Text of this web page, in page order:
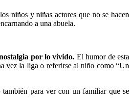
niños y niñas actores que no se hacen
a una abuela.
por lo vivido. El humor de esta
vez la liga o referirse al niño como “Un
para ver con un familiar que se